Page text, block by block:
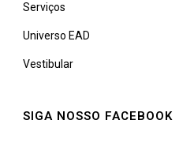
Serviços
Universo EAD
Vestibular
SIGA NOSSO FACEBOOK